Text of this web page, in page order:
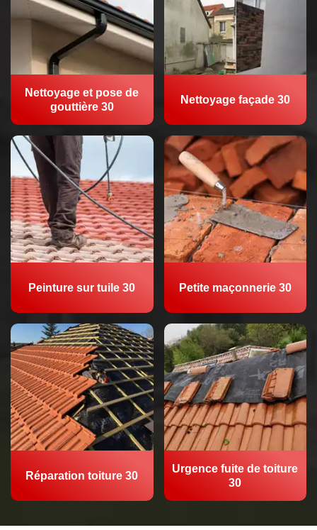
Nettoyage et pose de
gouttière 30
Nettoyage façade 30
Peinture sur tuile 30 Petite maçonnerie 30
Réparation toiture 30
Urgence fuite de toiture
30